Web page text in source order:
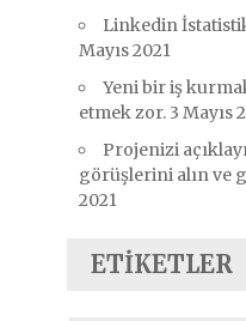
Linkedin
Mayıs 2021
Yeni bir iş
etmek zor.3 Mayıs
Projenizi
görüşlerini alın ve
2021
ETIKETLER